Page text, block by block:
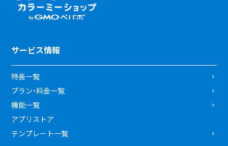
サービス情報
特長一覧
プラン・料金一覧
機能一覧
アプリストア
テンプレート一覧